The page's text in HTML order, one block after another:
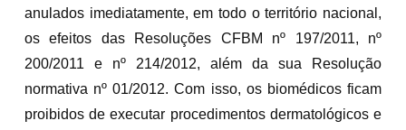
anulados imediatamente, em todo o território nacional,
os efeitos das Resoluções CFBM nº 197/2011, nº
200/2011 e nº 214/2012, além da sua Resolução
normativa nº 01/2012. Com isso, os biomédicos ficam
proibidos de executar procedimentos dermatológicos e